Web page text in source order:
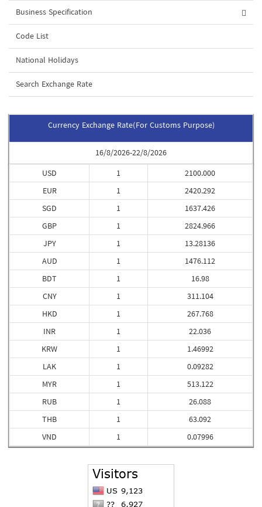
Business Specification
Code List
National Holidays
Search Exchange Rate
Currency Exchange Rate(For Customs Purpose)
16/8/2026-22/8/2026
USD
EUR
SGD
GBP
JPY
AUD
BDT
CNY
HKD
INR
KRW
LAK
MYR
RUB
THB
VND
1
1
1
1
1
1
1
1
1
1
1
1
1
1
1
1
2100.000
2420.292
1637.426
2824.966
13.28136
1476.112
16.98
311.104
267.768
22.036
1.46992
0.09282
513.122
26.088
63.092
0.07996